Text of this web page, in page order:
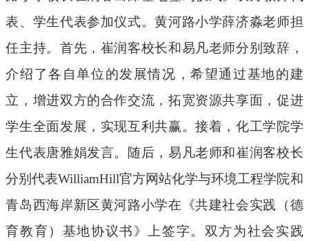
表、学生代表参加仪式。黄河路小学薛济淼老师担
任主持。首先，崔润客校长和易凡老师分别致辞，
介绍了各自单位的发展情况，希望通过基地的建
立，增进双方的合作交流，拓宽资源共享面，促进
学生全面发展，实现互利共赢。接着，化工学院学
生代表唐雅娟发言。随后，易凡老师和崔润客校长
分别代表WilliamHill官方网站化学与环境工程学院和
青岛西海岸新区黄河路小学在《共建社会实践（德
育教育）基地协议书》上签字。双方为社会实践